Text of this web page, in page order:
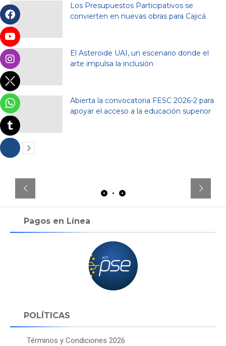
Los Presupuestos Participativos se
convierten en nuevas obras para Cajicá
El Asteroide UAI, un escenario donde el
arte impulsa la inclusión
Abierta la convocatoria FESC 2026-2 para
apoyar el acceso a la educación superior
Pagos en Línea
POLÍTICAS
Términos y Condiciones 2026